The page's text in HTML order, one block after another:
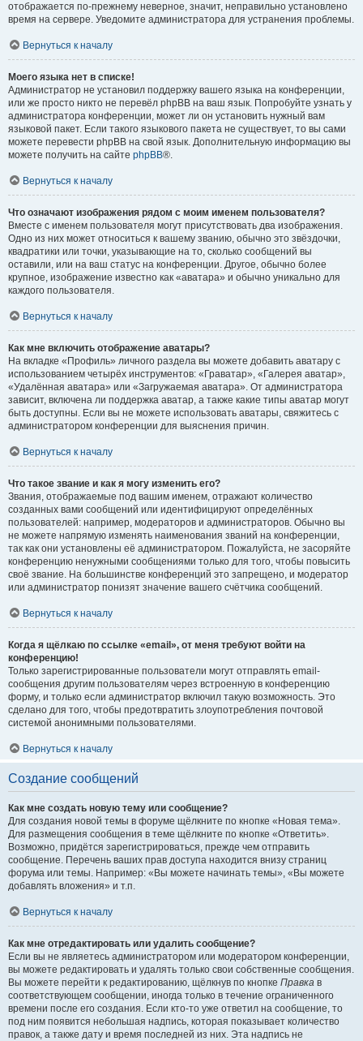
отображается по-прежнему неверное, значит, неправильно установлено
время на сервере. Уведомите администратора для устранения проблемы.
Вернуться к началу
Моего языка нет в списке!
Администратор не установил поддержку вашего языка на конференции,
или же просто никто не перевёл phpBB на ваш язык. Попробуйте узнать у
администратора конференции, может ли он установить нужный вам
языковой пакет. Если такого языкового пакета не существует, то вы сами
можете перевести phpBB на свой язык. Дополнительную информацию вы
можете получить на сайте phpBB®.
Вернуться к началу
Что означают изображения рядом с моим именем пользователя?
Вместе с именем пользователя могут присутствовать два изображения.
Одно из них может относиться к вашему званию, обычно это звёздочки,
квадратики или точки, указывающие на то, сколько сообщений вы
оставили, или на ваш статус на конференции. Другое, обычно более
крупное, изображение известно как «аватара» и обычно уникально для
каждого пользователя.
Вернуться к началу
Как мне включить отображение аватары?
На вкладке «Профиль» личного раздела вы можете добавить аватару с
использованием четырёх инструментов: «Граватар», «Галерея аватар»,
«Удалённая аватара» или «Загружаемая аватара». От администратора
зависит, включена ли поддержка аватар, а также какие типы аватар могут
быть доступны. Если вы не можете использовать аватары, свяжитесь с
администратором конференции для выяснения причин.
Вернуться к началу
Что такое звание и как я могу изменить его?
Звания, отображаемые под вашим именем, отражают количество
созданных вами сообщений или идентифицируют определённых
пользователей: например, модераторов и администраторов. Обычно вы
не можете напрямую изменять наименования званий на конференции,
так как они установлены её администратором. Пожалуйста, не засоряйте
конференцию ненужными сообщениями только для того, чтобы повысить
своё звание. На большинстве конференций это запрещено, и модератор
или администратор понизят значение вашего счётчика сообщений.
Вернуться к началу
Когда я щёлкаю по ссылке «email», от меня требуют войти на
конференцию!
Только зарегистрированные пользователи могут отправлять email-
сообщения другим пользователям через встроенную в конференцию
форму, и только если администратор включил такую возможность. Это
сделано для того, чтобы предотвратить злоупотребления почтовой
системой анонимными пользователями.
Вернуться к началу
Создание сообщений
Как мне создать новую тему или сообщение?
Для создания новой темы в форуме щёлкните по кнопке «Новая тема».
Для размещения сообщения в теме щёлкните по кнопке «Ответить».
Возможно, придётся зарегистрироваться, прежде чем отправить
сообщение. Перечень ваших прав доступа находится внизу страниц
форума или темы. Например: «Вы можете начинать темы», «Вы можете
добавлять вложения» и т.п.
Вернуться к началу
Как мне отредактировать или удалить сообщение?
Если вы не являетесь администратором или модератором конференции,
вы можете редактировать и удалять только свои собственные сообщения.
Вы можете перейти к редактированию, щёлкнув по кнопке Правка в
соответствующем сообщении, иногда только в течение ограниченного
времени после его создания. Если кто-то уже ответил на сообщение, то
под ним появится небольшая надпись, которая показывает количество
правок, а также дату и время последней из них. Эта надпись не